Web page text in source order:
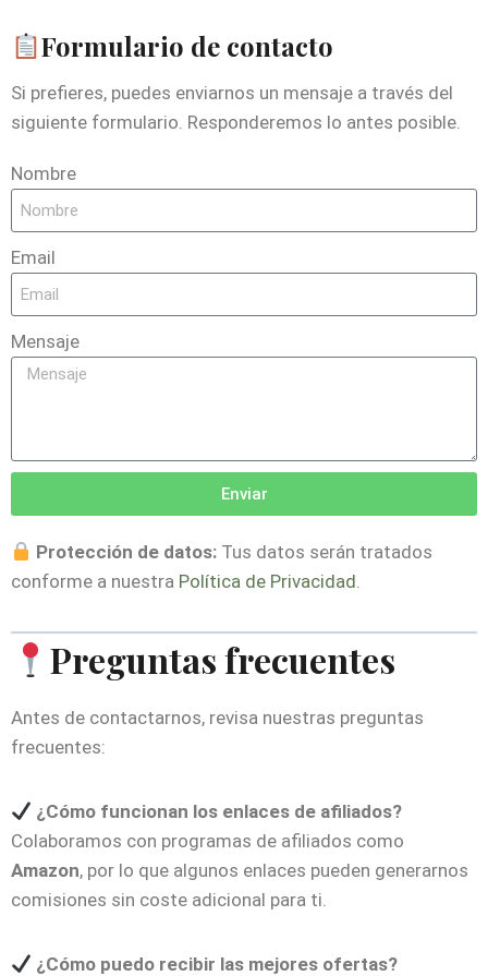
Formulario de contacto
Si prefieres, puedes enviarnos un mensaje a través del
siguiente formulario. Responderemos lo antes posible.
Nombre
Email
Mensaje
Enviar
Protección de datos: Tus datos serán tratados
conforme a nuestra Política de Privacidad.
Preguntas frecuentes
Antes de contactarnos, revisa nuestras preguntas
frecuentes:
¿Cómo funcionan los enlaces de afiliados?
Colaboramos con programas de afiliados como
Amazon, por lo que algunos enlaces pueden generarnos
comisiones sin coste adicional para ti.
¿Cómo puedo recibir las mejores ofertas?